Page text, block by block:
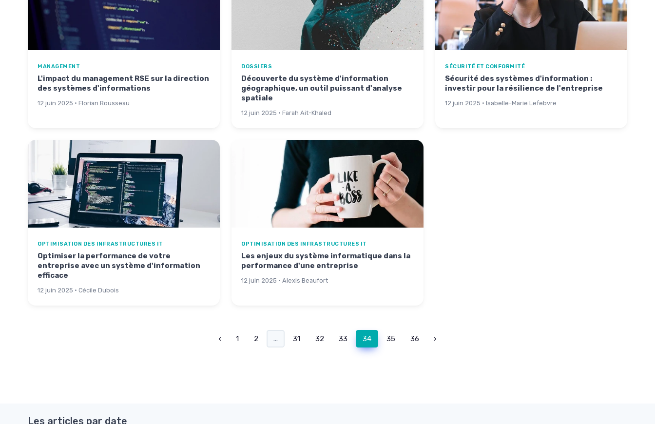
MANAGEMENT
L'impact du management RSE sur la direction
des systèmes d'informations
12 juin 2025 · Florian Rousseau
DOSSIERS
Découverte du système d'information
géographique, un outil puissant d'analyse
spatiale
12 juin 2025 · Farah Ait-Khaled
SÉCURITÉ ET CONFORMITÉ
Sécurité des systèmes d'information :
investir pour la résilience de l'entreprise
12 juin 2025 · Isabelle-Marie Lefebvre
OPTIMISATION DES INFRASTRUCTURES IT
Optimiser la performance de votre
entreprise avec un système d'information
efficace
12 juin 2025 · Cécile Dubois
OPTIMISATION DES INFRASTRUCTURES IT
Les enjeux du système informatique dans la
performance d'une entreprise
12 juin 2025 · Alexis Beaufort
‹ 1 2 ... 31 32 33 34 35 36 ›
Les articles par date